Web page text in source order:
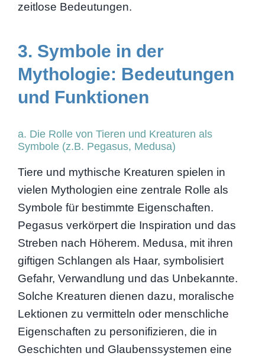
zeitlose Bedeutungen.
3. Symbole in der
Mythologie: Bedeutungen
und Funktionen
a. Die Rolle von Tieren und Kreaturen als
Symbole (z.B. Pegasus, Medusa)
Tiere und mythische Kreaturen spielen in
vielen Mythologien eine zentrale Rolle als
Symbole für bestimmte Eigenschaften.
Pegasus verkörpert die Inspiration und das
Streben nach Höherem. Medusa, mit ihren
giftigen Schlangen als Haar, symbolisiert
Gefahr, Verwandlung und das Unbekannte.
Solche Kreaturen dienen dazu, moralische
Lektionen zu vermitteln oder menschliche
Eigenschaften zu personifizieren, die in
Geschichten und Glaubenssystemen eine